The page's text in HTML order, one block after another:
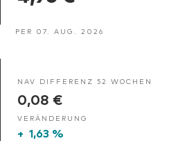
PER 07. AUG. 2026
NAV DIFFERENZ 52 WOCHEN
0,08 €
VERÄNDERUNG
+ 1,63 %